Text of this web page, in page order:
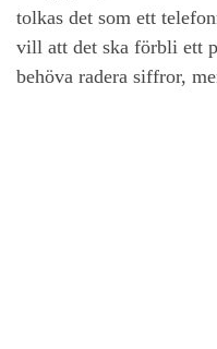
tolkas det som ett
vill att det ska förbli ett
behöva radera siffror,